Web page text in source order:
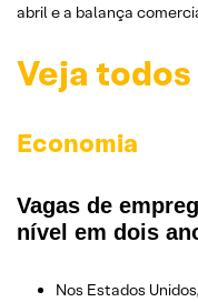
abril e a balança
Veja
Economia
Vagas de
nível em dois
Nos Estados